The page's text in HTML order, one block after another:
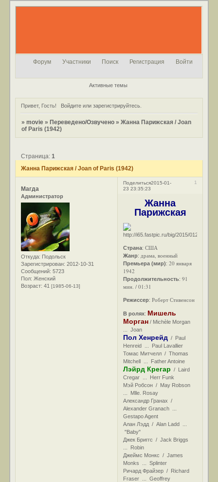
Форум Участники Поиск Регистрация Войти
Активные темы
Привет, Гость! Войдитеили зарегистрируйтесь.
»movie » Переведено/Озвучено »Жанна Парижская / Joan
of Paris (1942)
Жанна Парижская / Joan of Paris (1942)
Страница:1
Поделиться 1
2015-01-
23 23:35:23
Магда
Администратор
Откуда: Подольск
Зарегистрирован: 2012-10-31
Сообщений: 5723
Пол: Женский
Возраст: 41[1985-06-13]
Жанна
Парижская
Страна:США
Жанр: драма, военный
Премьера (мир):20 января
1942
Продолжительность:91
мин. / 01:31
Режиссер:Роберт Стивенсон
В ролях: Мишель
Морган / Michèle Morgan
... Joan
Пол Хенрейд / Paul
Henreid ... Paul Lavallier
Томас Митчелл / Thomas
Mitchell ... Father Antoine
Лэйрд Крегар / Laird
Cregar ... Herr Funk
Мэй Робсон / May Robson
... Mlle. Rosay
Александр Гранах /
Alexander Granach ...
Gestapo Agent
Алан Лэдд / Alan Ladd ...
"Baby"
Джек Бриггс / Jack Briggs
... Robin
Джеймс Монкс / James
Monks ... Splinter
Ричард Фрайзер / Richard
Fraser ... Geoffrey